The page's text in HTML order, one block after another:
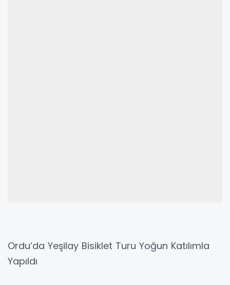
Ordu’da Yeşilay Bisiklet Turu Yoğun Katılımla
Yapıldı